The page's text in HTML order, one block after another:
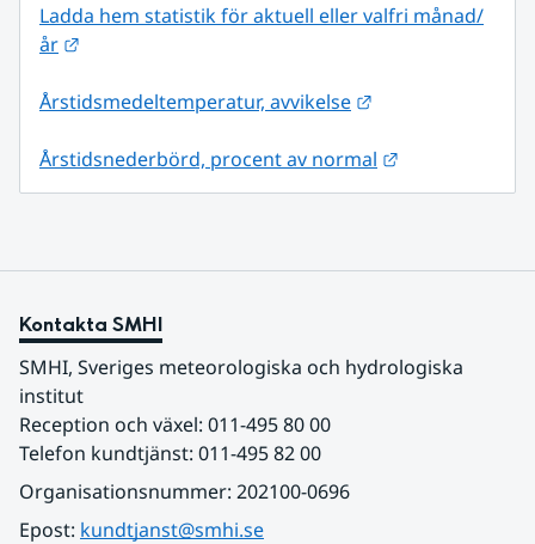
Ladda hem statistik för aktuell eller valfri månad/
år
Årstidsmedeltemperatur, avvikelse
Årstidsnederbörd, procent av normal
Kontakta SMHI
SMHI, Sveriges meteorologiska och hydrologiska
institut
Reception och växel: 011-495 80 00
Telefon kundtjänst: 011-495 82 00
Organisationsnummer: 202100-0696
Epost: kundtjanst@smhi.se